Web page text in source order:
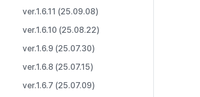
ver.1.6.11 (25.09.08)
ver.1.6.10 (25.08.22)
ver.1.6.9 (25.07.30)
ver.1.6.8 (25.07.15)
ver.1.6.7 (25.07.09)